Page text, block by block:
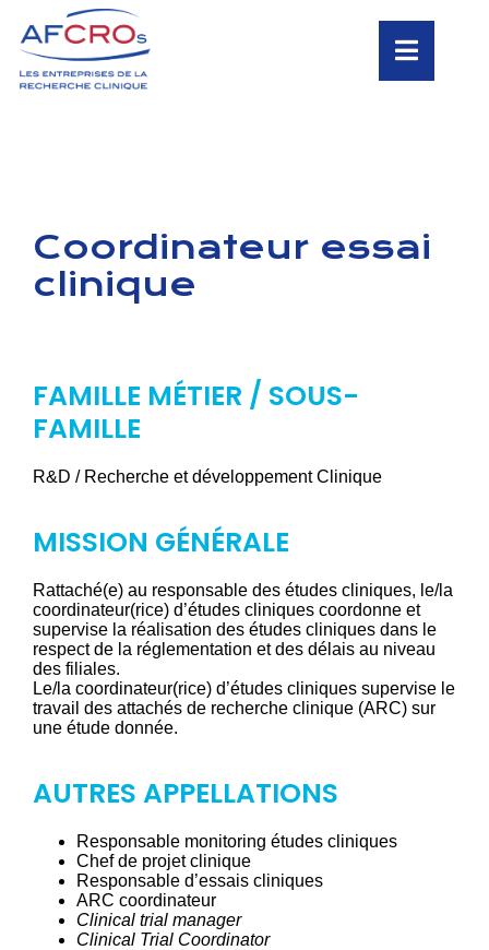
Coordinateur essai
clinique
FAMILLE MÉTIER / SOUS-
FAMILLE
R&D / Recherche et développement Clinique
MISSION GÉNÉRALE
Rattaché(e) au responsable des études cliniques, le/la
coordinateur(rice) d’études cliniques coordonne et
supervise la réalisation des études cliniques dans le
respect de la réglementation et des délais au niveau
des filiales.
Le/la coordinateur(rice) d’études cliniques supervise le
travail des attachés de recherche clinique (ARC) sur
une étude donnée.
AUTRES APPELLATIONS
Responsable monitoring études cliniques
Chef de projet clinique
Responsable d’essais cliniques
ARC coordinateur
Clinical trial manager
Clinical Trial Coordinator